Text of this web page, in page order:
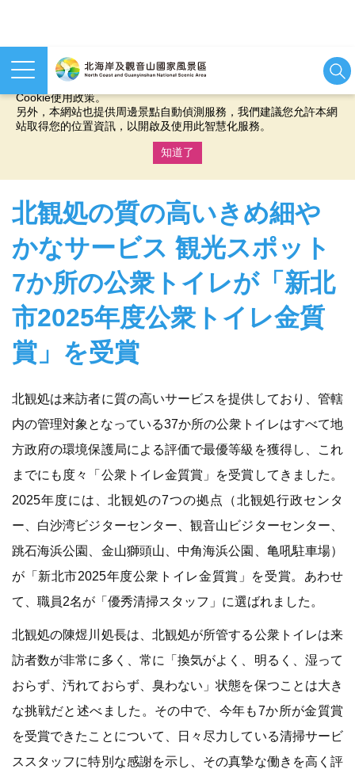
本網站使用cookies等相關技術以持續優化網站服務，並有助於為
您提供更佳的體驗，當您繼續使用本網站即表示您同意我們的
Cookie使用政策。
另外，本網站也提供周邊景點自動偵測服務，我們建議您允許本網
站取得您的位置資訊，以開啟及使用此智慧化服務。
知道了
北観処の質の高いきめ細や
かなサービス 観光スポット
7か所の公衆トイレが「新北
市2025年度公衆トイレ金質
賞」を受賞
北観処は来訪者に質の高いサービスを提供しており、管轄
内の管理対象となっている37か所の公衆トイレはすべて地
方政府の環境保護局による評価で最優等級を獲得し、これ
までにも度々「公衆トイレ金質賞」を受賞してきました。
2025年度には、北観処の7つの拠点（北観処行政センタ
ー、白沙湾ビジターセンター、観音山ビジターセンター、
跳石海浜公園、金山獅頭山、中角海浜公園、亀吼駐車場）
が「新北市2025年度公衆トイレ金質賞」を受賞。あわせ
て、職員2名が「優秀清掃スタッフ」に選ばれました。
北観処の陳煜川処長は、北観処が所管する公衆トイレは来
訪者数が非常に多く、常に「換気がよく、明るく、湿って
おらず、汚れておらず、臭わない」状態を保つことは大き
な挑戦だと述べました。その中で、今年も7か所が金質賞
を受賞できたことについて、日々尽力している清掃サービ
ススタッフに特別な感謝を示し、その真摯な働きを高く評